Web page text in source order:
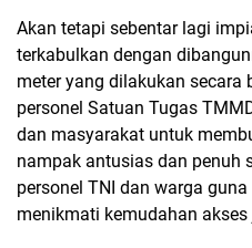
Akan tetapi sebentar lagi
terkabulkan dengan
meter yang dilakukan secara
personel Satuan Tugas
dan masyarakat untuk
nampak antusias dan penuh
personel TNI dan warga
menikmati kemudahan akses